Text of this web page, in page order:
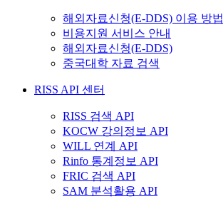
해외자료신청(E-DDS) 이용 방법
비용지원 서비스 안내
해외자료신청(E-DDS)
중국대학 자료 검색
RISS API 센터
RISS 검색 API
KOCW 강의정보 API
WILL 연계 API
Rinfo 통계정보 API
FRIC 검색 API
SAM 분석활용 API